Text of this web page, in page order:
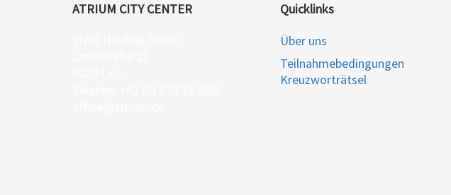
ATRIUM CITY CENTER
Quicklinks
Über uns
Teilnahmebedingungen
Kreuzworträtsel